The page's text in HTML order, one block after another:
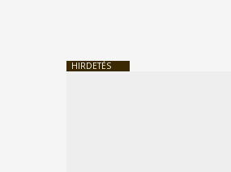
HIRDETÉS